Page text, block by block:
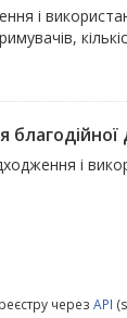
і
і
через API